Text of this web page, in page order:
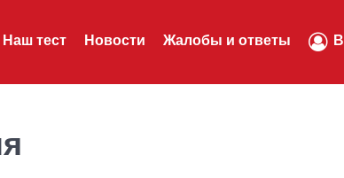
Наш тест Новости Жалобы и ответы